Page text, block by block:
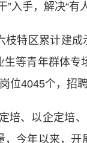
”入手，解决“有
区累计建成
生等青年群体
位4045个，招
、以企定培、
，今年以来，